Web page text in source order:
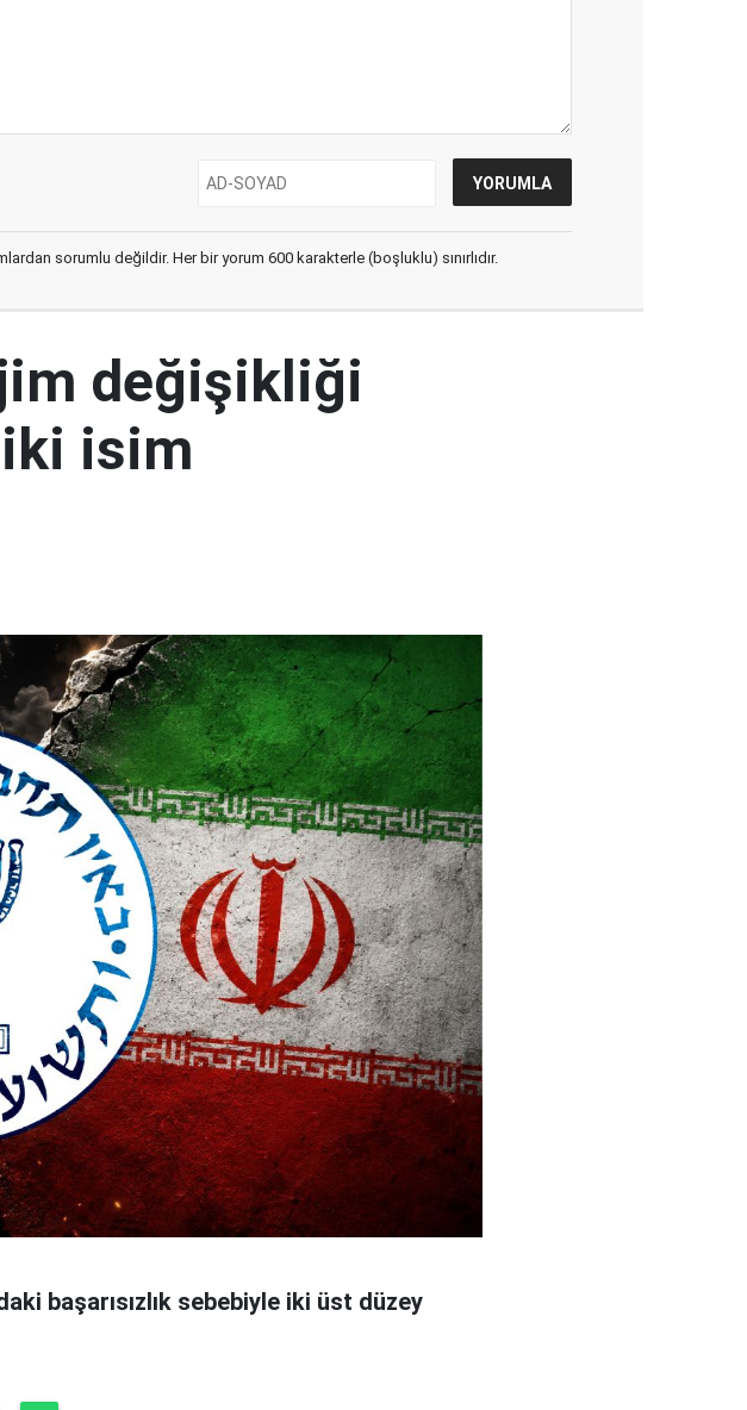
sorumlu değildir. Her bir yorum 600 karakterle (boşluklu) sınırlıdır.
değişikliği
iki isim
başarısızlık sebebiyle iki üst düzey